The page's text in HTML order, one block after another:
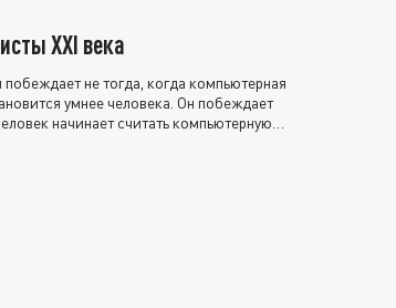
XXI века
не тогда, когда компьютерная
умнее человека. Он побеждает
начинает считать компьютерную